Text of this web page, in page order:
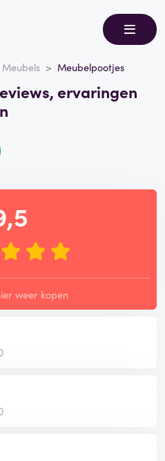
Meubels Meubelpootjes
ervaringen
weer kopen